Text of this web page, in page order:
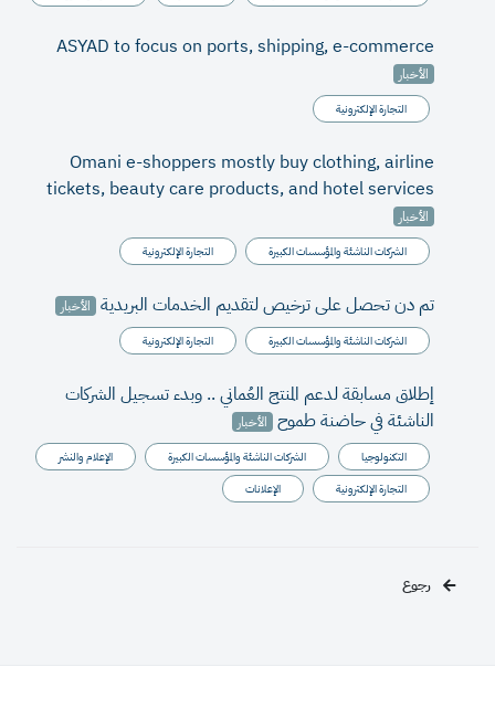
ASYAD to focus on ports, shipping, e-commerce
الأخبار
التجارة الإلكترونية
Omani e-shoppers mostly buy clothing, airline
tickets, beauty care products, and hotel services
الأخبار
الشركات الناشئة والمؤسسات الكبيرة التجارة الإلكترونية
تم دن تحصل على ترخيص لتقديم الخدمات البريدية الأخبار
الشركات الناشئة والمؤسسات الكبيرة التجارة الإلكترونية
إطلاق مسابقة لدعم المنتج العُماني .. وبدء تسجيل الشركات
الناشئة في حاضنة طموح الأخبار
التكنولوجيا الشركات الناشئة والمؤسسات الكبيرة
الإعلام والنشر
التجارة الإلكترونية
الإعلانات
رجوع